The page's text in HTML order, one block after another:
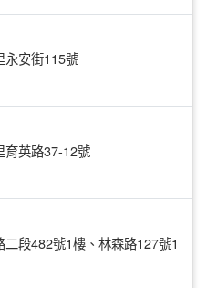
永安街115號
育英路37-12號
段482號1樓、林森路127號1